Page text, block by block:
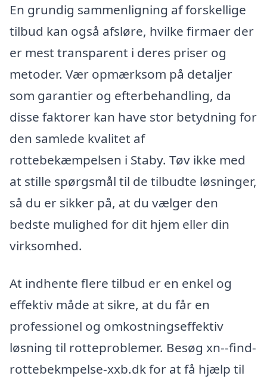
En grundig sammenligning af forskellige
tilbud kan også afsløre, hvilke firmaer der
er mest transparent i deres priser og
metoder. Vær opmærksom på detaljer
som garantier og efterbehandling, da
disse faktorer kan have stor betydning for
den samlede kvalitet af
rottebekæmpelsen i Staby. Tøv ikke med
at stille spørgsmål til de tilbudte løsninger,
så du er sikker på, at du vælger den
bedste mulighed for dit hjem eller din
virksomhed.
At indhente flere tilbud er en enkel og
effektiv måde at sikre, at du får en
professionel og omkostningseffektiv
løsning til rotteproblemer. Besøg xn--find-
rottebekmpelse-xxb.dk for at få hjælp til